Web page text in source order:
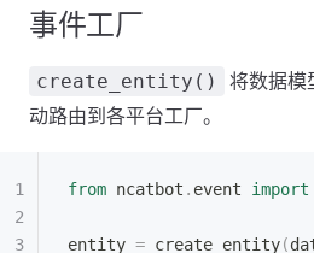
事件工厂
create_entity()
将数据模
动路由到各平台工厂。
from ncatbot . event import
entity = create_entity(